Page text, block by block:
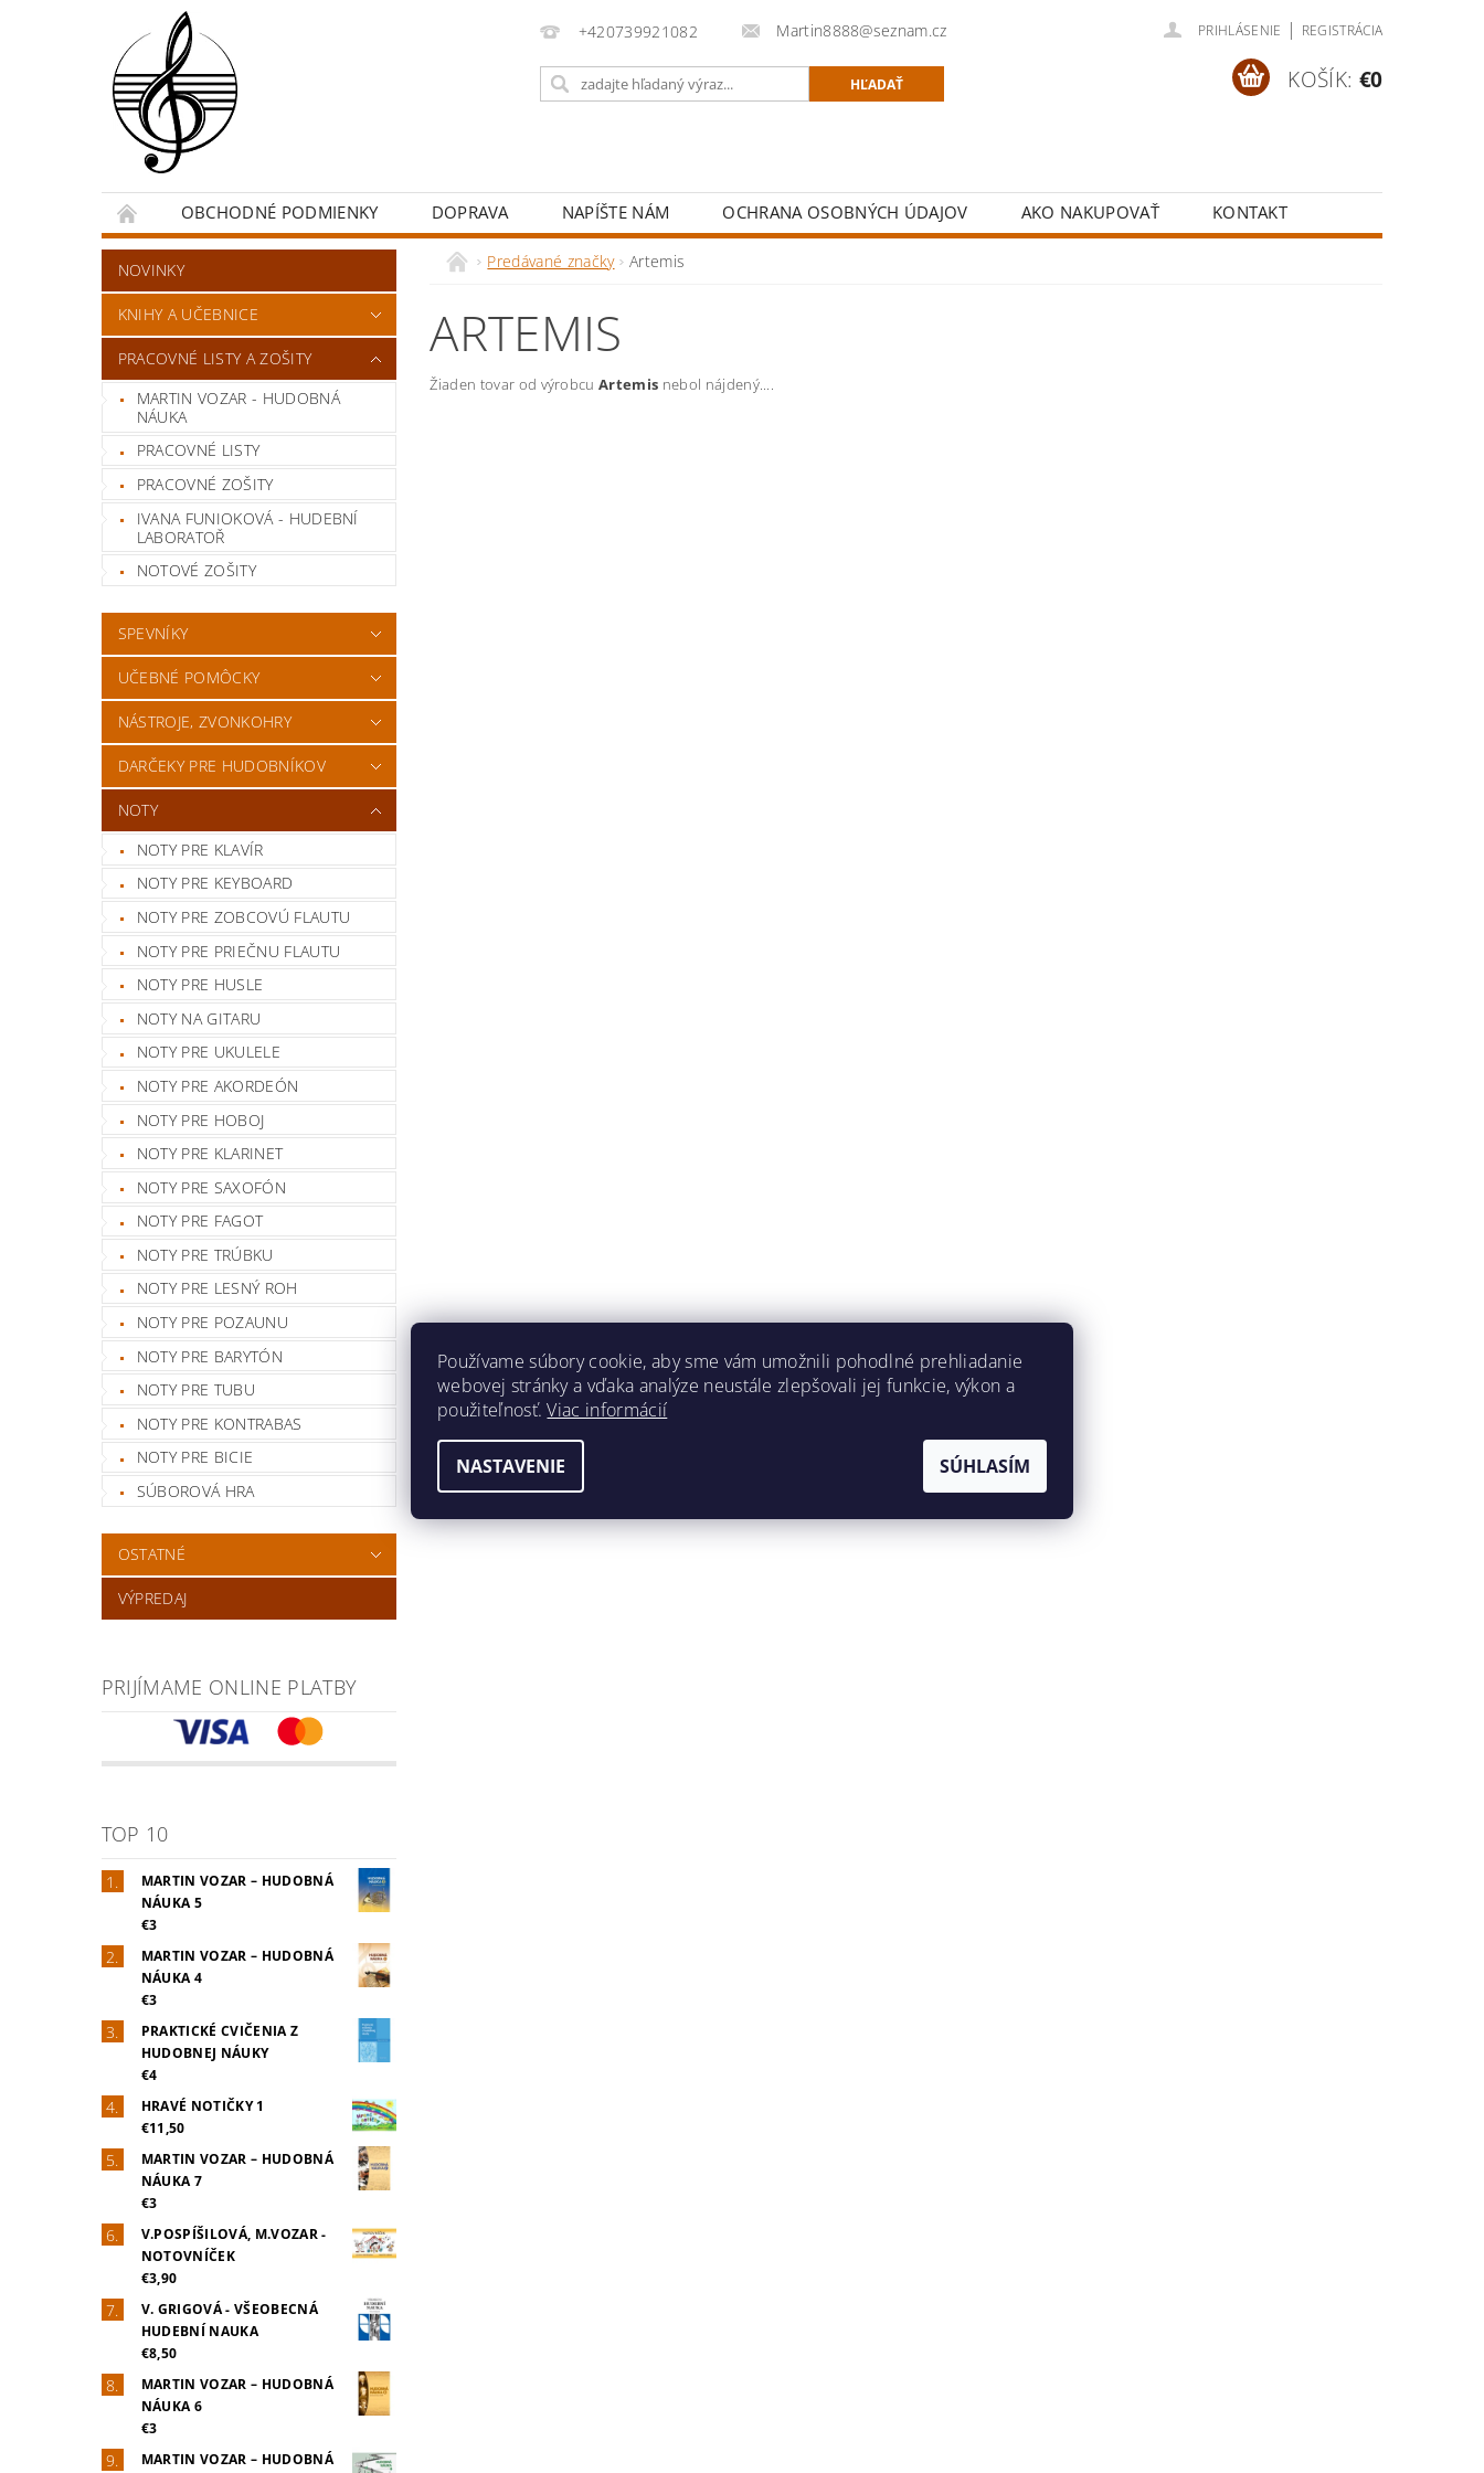
+420739921082 Martin8888@seznam.cz PRIHLÁSENIE | REGISTRÁCIA
KOŠÍK: €0
OBCHODNÉ PODMIENKY DOPRAVA NAPÍŠTE NÁM OCHRANA OSOBNÝCH ÚDAJOV AKO NAKUPOVAŤ KONTAKT
NOVINKY
KNIHY A UČEBNICE
PRACOVNÉ LISTY A ZOŠITY
MARTIN VOZAR - HUDOBNÁ
NÁUKA
PRACOVNÉ LISTY
PRACOVNÉ ZOŠITY
IVANA FUNIOKOVÁ - HUDEBNÍ
LABORATOŘ
NOTOVÉ ZOŠITY
SPEVNÍKY
UČEBNÉ POMÔCKY
NÁSTROJE, ZVONKOHRY
DARČEKY PRE HUDOBNÍKOV
NOTY
NOTY PRE KLAVÍR
NOTY PRE KEYBOARD
NOTY PRE ZOBCOVÚ FLAUTU
NOTY PRE PRIEČNU FLAUTU
NOTY PRE HUSLE
NOTY NA GITARU
NOTY PRE UKULELE
NOTY PRE AKORDEÓN
NOTY PRE HOBOJ
NOTY PRE KLARINET
NOTY PRE SAXOFÓN
NOTY PRE FAGOT
NOTY PRE TRÚBKU
NOTY PRE LESNÝ ROH
NOTY PRE POZAUNU
NOTY PRE BARYTÓN
NOTY PRE TUBU
NOTY PRE KONTRABAS
NOTY PRE BICIE
SÚBOROVÁ HRA
OSTATNÉ
VÝPREDAJ
PRIJÍMAME ONLINE PLATBY
TOP 10
MARTIN VOZAR – HUDOBNÁ
NÁUKA 5
€3
MARTIN VOZAR – HUDOBNÁ
NÁUKA 4
€3
PRAKTICKÉ CVIČENIA Z
HUDOBNEJ NÁUKY
€4
HRAVÉ NOTIČKY 1
€11,50
MARTIN VOZAR – HUDOBNÁ
NÁUKA 7
€3
V.POSPÍŠILOVÁ, M.VOZAR -
NOTOVNÍČEK
€3,90
V. GRIGOVÁ - VŠEOBECNÁ
HUDEBNÍ NAUKA
€8,50
MARTIN VOZAR – HUDOBNÁ
NÁUKA 6
€3
MARTIN VOZAR – HUDOBNÁ
Predávané značky Artemis
ARTEMIS
Žiaden tovar od výrobcuArtemis nebol nájdený....
Používame súbory cookie, aby sme vám umožnili pohodlné prehliadanie
webovej stránky a vďaka analýze neustále zlepšovali jej funkcie, výkon a
použiteľnosť.Viac informácií
NASTAVENIE SÚHLASÍM